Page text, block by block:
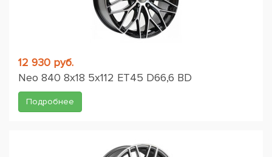
12 930 руб.
Neo 840 8x18 5x112 ET45 D66,6 BD
Подробнее